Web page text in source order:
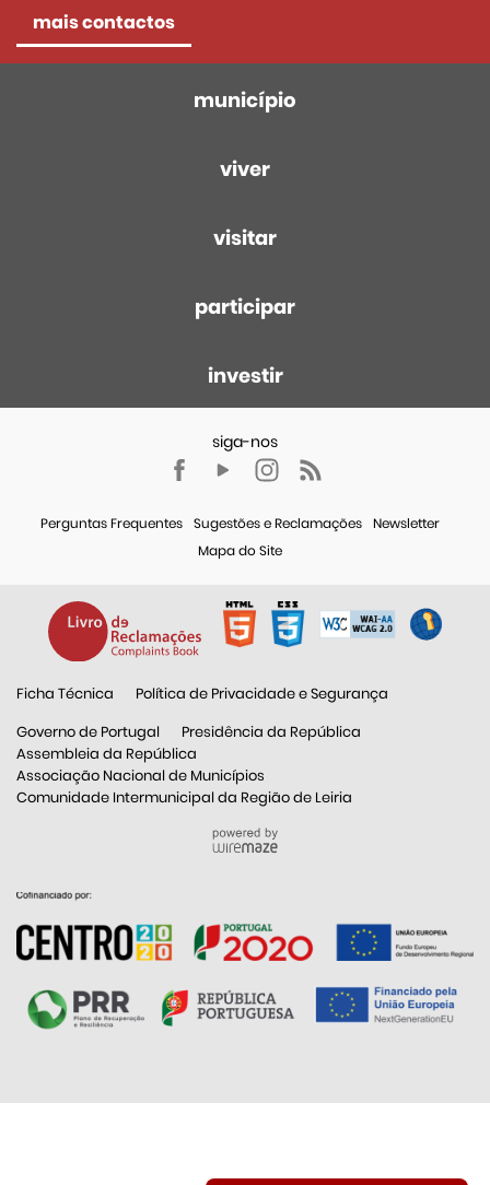
mais contactos
município
viver
visitar
participar
investir
Perguntas Frequentes Sugestões e Reclamações
Newsletter
Mapa do Site
Ficha Técnica
Política de Privacidade e Segurança
Governo de Portugal
Presidência da República
Assembleia da República
Associação Nacional de Municípios
Comunidade Intermunicipal da Região de Leiria